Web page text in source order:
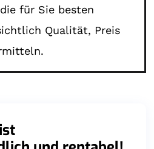
für Sie besten
Qualität, Preis